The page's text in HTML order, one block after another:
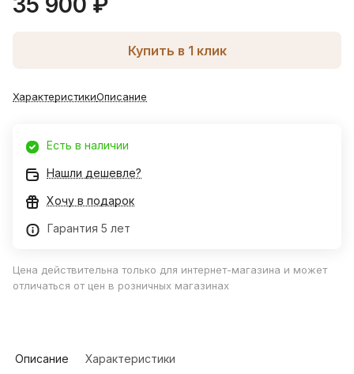
Купить в 1 клик
ХарактеристикиОписание
Есть в наличии
Нашли дешевле?
Хочу в подарок
Гарантия 5 лет
Цена действительна только для интернет-магазина и может
отличаться от цен в розничных магазинах
Описание Характеристики